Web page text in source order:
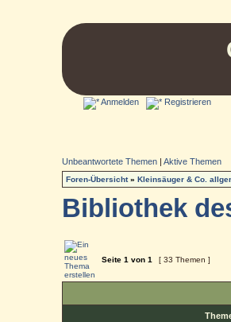
Anmelden Registrieren
Unbeantwortete Themen |Aktive Themen
Foren-Übersicht»Kleinsäuger & Co.
Bibliothek
Seite1 von1 [ 33 Themen ]